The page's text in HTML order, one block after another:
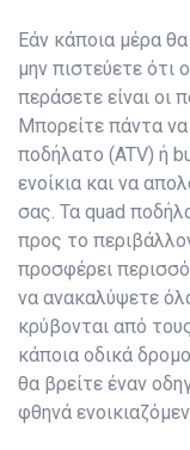
Εάν κάποια μέρα
μην πιστεύετε ότι
περάσετε είναι οι
Μπορείτε πάντα να
ποδήλατο (ATV) ή
ενοίκια και να
σας. Τα quad
προς το
προσφέρει
να ανακαλύψετε
κρύβονται από
κάποια οδικά
θα βρείτε έναν
φθηνά